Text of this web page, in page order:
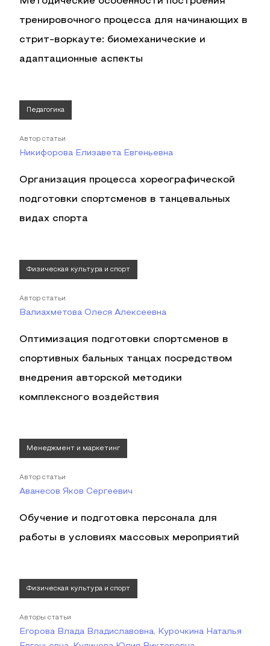
тренировочного процесса для начинающих в
стрит-воркауте: биомеханические и
адаптационные аспекты
Педагогика
Автор статьи
Никифорова Елизавета Евгеньевна
Организация процесса хореографической
подготовки спортсменов в танцевальных
видах спорта
Физическая культура и спорт
Автор статьи
Валиахметова Олеся Алексеевна
Оптимизация подготовки спортсменов в
спортивных бальных танцах посредством
внедрения авторской методики
комплексного воздействия
Менеджмент и маркетинг
Автор статьи
Аванесов Яков Сергеевич
Обучение и подготовка персонала для
работы в условиях массовых мероприятий
Физическая культура и спорт
Авторы статьи
Егорова Влада Владиславовна, Курочкина Наталья